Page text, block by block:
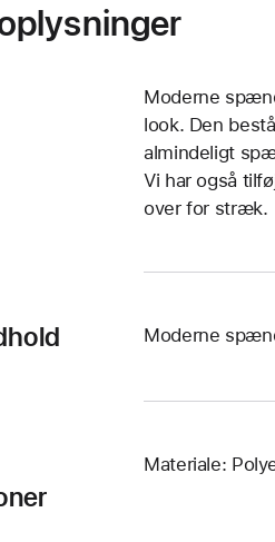
Moderne
look. Den
almindeligt
Vi har også
over for stræk.
Moderne
Materiale: